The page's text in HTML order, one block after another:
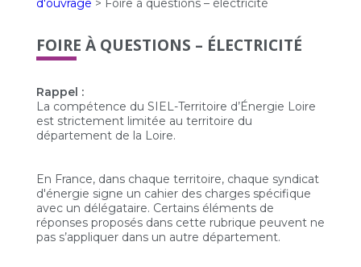
d'ouvrage > Foire à questions – électricité
FOIRE À QUESTIONS – ÉLECTRICITÉ
Rappel :
La compétence du SIEL-Territoire d’Énergie Loire
est strictement limitée au territoire du
département de la Loire.
En France, dans chaque territoire, chaque syndicat
d'énergie signe un cahier des charges spécifique
avec un délégataire. Certains éléments de
réponses proposés dans cette rubrique peuvent ne
pas s’appliquer dans un autre département.